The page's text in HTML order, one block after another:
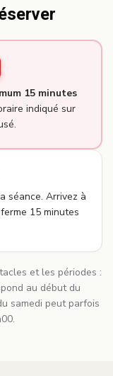
15 minutes
indiqué sur
séance. Arrivez à
15 minutes
et les périodes :
au début du
samedi peut parfois